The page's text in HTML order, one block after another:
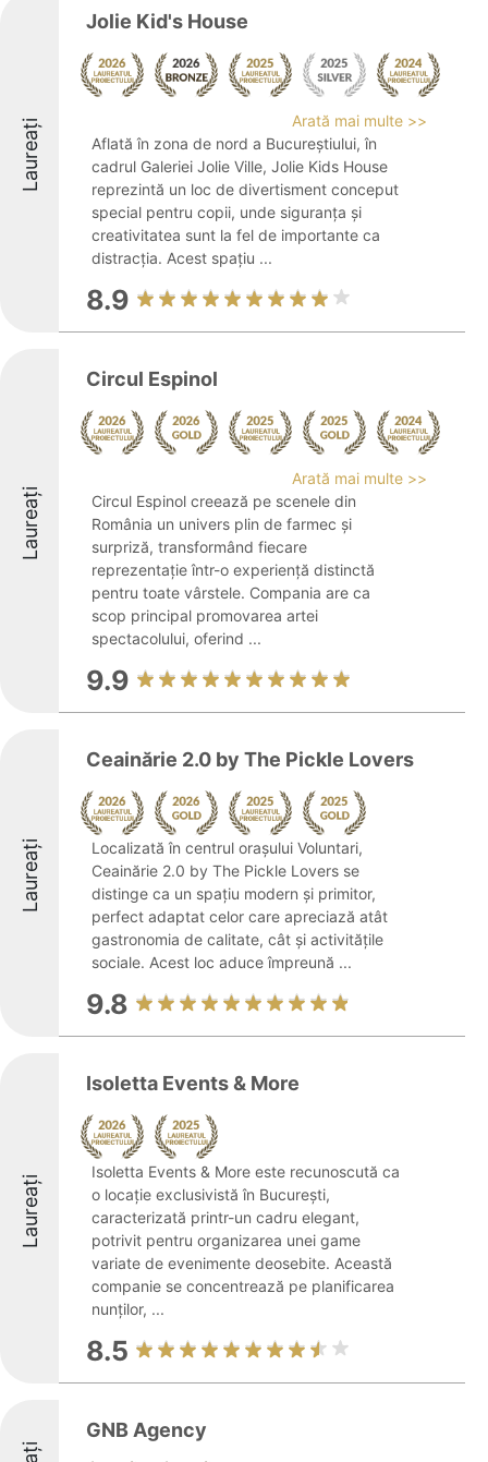
Laureați
Jolie Kid's House
Arată mai multe >>
Aflată în zona de nord a Bucureștiului, în
cadrul Galeriei Jolie Ville, Jolie Kids House
reprezintă un loc de divertisment conceput
special pentru copii, unde siguranța și
creativitatea sunt la fel de importante ca
distracția. Acest spațiu ...
8.9
Laureați
Circul Espinol
Arată mai multe >>
Circul Espinol creează pe scenele din
România un univers plin de farmec și
surpriză, transformând fiecare
reprezentație într-o experiență distinctă
pentru toate vârstele. Compania are ca
scop principal promovarea artei
spectacolului, oferind ...
9.9
Laureați
Ceainărie 2.0 by The Pickle Lovers
Localizată în centrul orașului Voluntari,
Ceainărie 2.0 by The Pickle Lovers se
distinge ca un spațiu modern și primitor,
perfect adaptat celor care apreciază atât
gastronomia de calitate, cât și activitățile
sociale. Acest loc aduce împreună ...
9.8
Laureați
Isoletta Events & More
Isoletta Events & More este recunoscută ca
o locație exclusivistă în București,
caracterizată printr-un cadru elegant,
potrivit pentru organizarea unei game
variate de evenimente deosebite. Această
companie se concentrează pe planificarea
nunților, ...
8.5
GNB Agency